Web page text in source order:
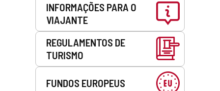
INFORMAÇÕES PARA O
VIAJANTE
REGULAMENTOS DE
TURISMO
FUNDOS EUROPEUS